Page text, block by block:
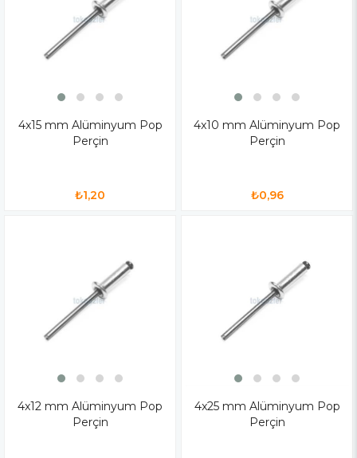
4x15 mm Alüminyum Pop
Perçin
₺1,20
4x10 mm Alüminyum Pop
Perçin
₺0,96
4x12 mm Alüminyum Pop
Perçin
4x25 mm Alüminyum Pop
Perçin